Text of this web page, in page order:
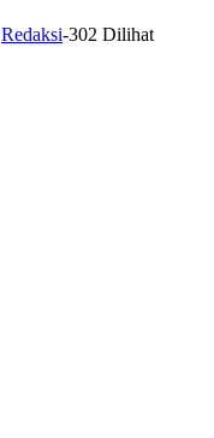
Redaksi-302 Dilihat